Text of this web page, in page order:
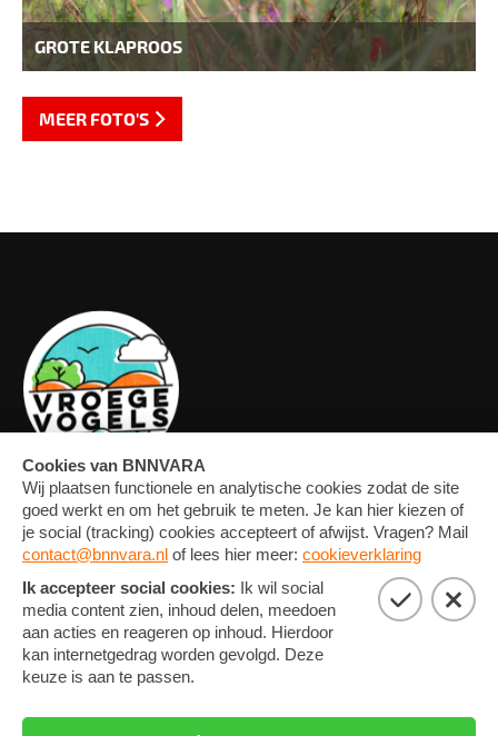
GROTE KLAPROOS
MEER FOTO'S
OVERZICHT
ARTIKELEN
FOTO'S
FORUM
NIEUWSBRIEF
STATEMENT